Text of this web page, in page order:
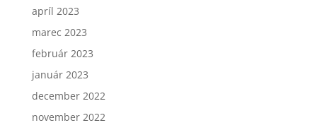
apríl 2023
marec 2023
február 2023
január 2023
december 2022
november 2022